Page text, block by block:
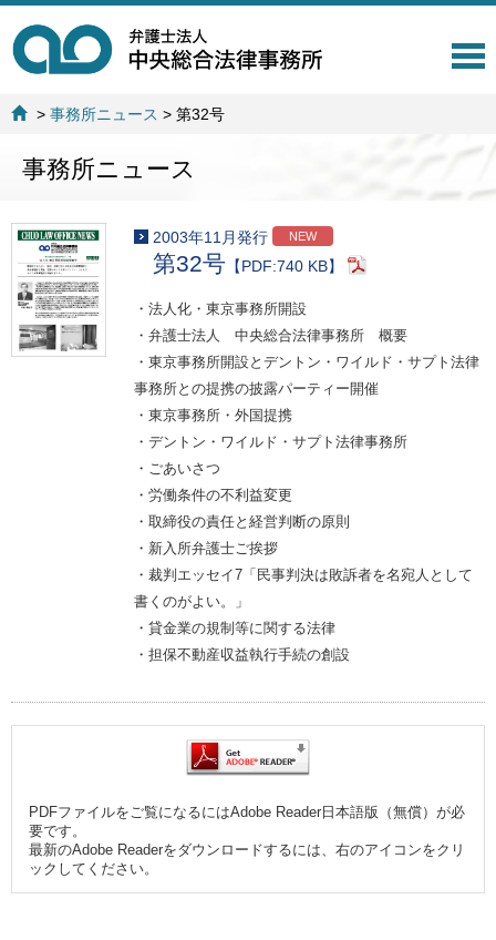
T
o
>事務所ニュース >第32号
事務所ニュース
2003年11月発行 NEW
第32号 【PDF:740 KB】
・法人化・東京事務所開設
・弁護士法人 中央総合法律事務所 概要
・東京事務所開設とデントン・ワイルド・サプト法律
事務所との提携の披露パーティー開催
・東京事務所・外国提携
・デントン・ワイルド・サプト法律事務所
・ごあいさつ
・労働条件の不利益変更
・取締役の責任と経営判断の原則
・新入所弁護士ご挨拶
・裁判エッセイ7「民事判決は敗訴者を名宛人として
書くのがよい。」
・貸金業の規制等に関する法律
・担保不動産収益執行手続の創設
PDFファイルをご覧になるにはAdobe Reader日本語版（無償）が必
要です。
最新のAdobe Readerをダウンロードするには、右のアイコンをクリ
ックしてください。